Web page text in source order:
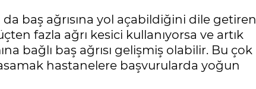
baş ağrısına yol açabildiğini dile getiren
fazla ağrı kesici kullanıyorsa ve artık
bağlı baş ağrısı gelişmiş olabilir. Bu çok
hastanelere başvurularda yoğun